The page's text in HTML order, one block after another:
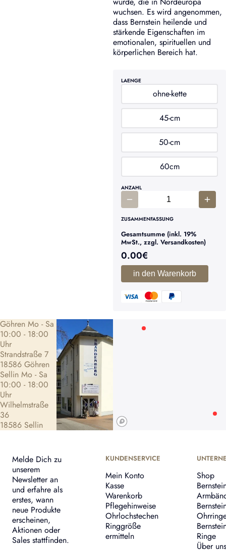
wuchsen. Es wird angenommen,
dass Bernstein heilende und
stärkende Eigenschaften im
emotionalen, spirituellen und
körperlichen Bereich hat.
LAENGE
ohne-kette
45-cm
50-cm
60cm
ANZAHL
ZUSAMMENFASSUNG
Gesamtsumme (inkl. 19%
MwSt., zzgl. Versandkosten)
0.00€
in den Warenkorb
Göhren Mo - Sa
10:00 - 18:00
Uhr
Strandstraße 7
18586 Göhren
Sellin Mo - Sa
10:00 - 18:00
Uhr
Wilhelmstraße
36
18586 Sellin
Melde Dich zu
unserem
Newsletter an
und erfahre als
erstes, wann
neue Produkte
erscheinen,
Aktionen oder
Sales stattfinden.
KUNDENSERVICE
Mein Konto
Kasse
Warenkorb
Pflegehinweise
Ohrlochstechen
Ringgröße
ermitteln
Shop
Ringe
Über uns